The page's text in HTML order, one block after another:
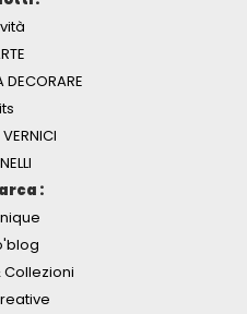
DECORARE
VERNICI
:
Collezioni